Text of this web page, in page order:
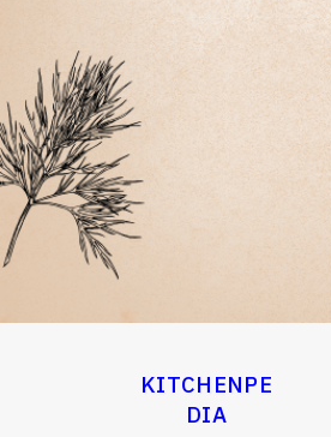
KITCHENPE
DIA